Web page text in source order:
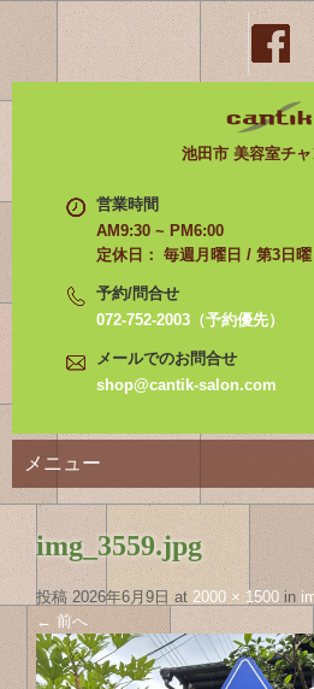
池田市 美容室チャ
営業時間
AM9:30 ~ PM6:00
定休日： 毎週月曜日 / 第3日曜
予約/問合せ
072-752-2003（予約優先）
メールでのお問合せ
shop@cantik-salon.com
メニュー
img_3559.jpg
投稿2026年6月9日 at 2000 × 1500 in
← 前へ